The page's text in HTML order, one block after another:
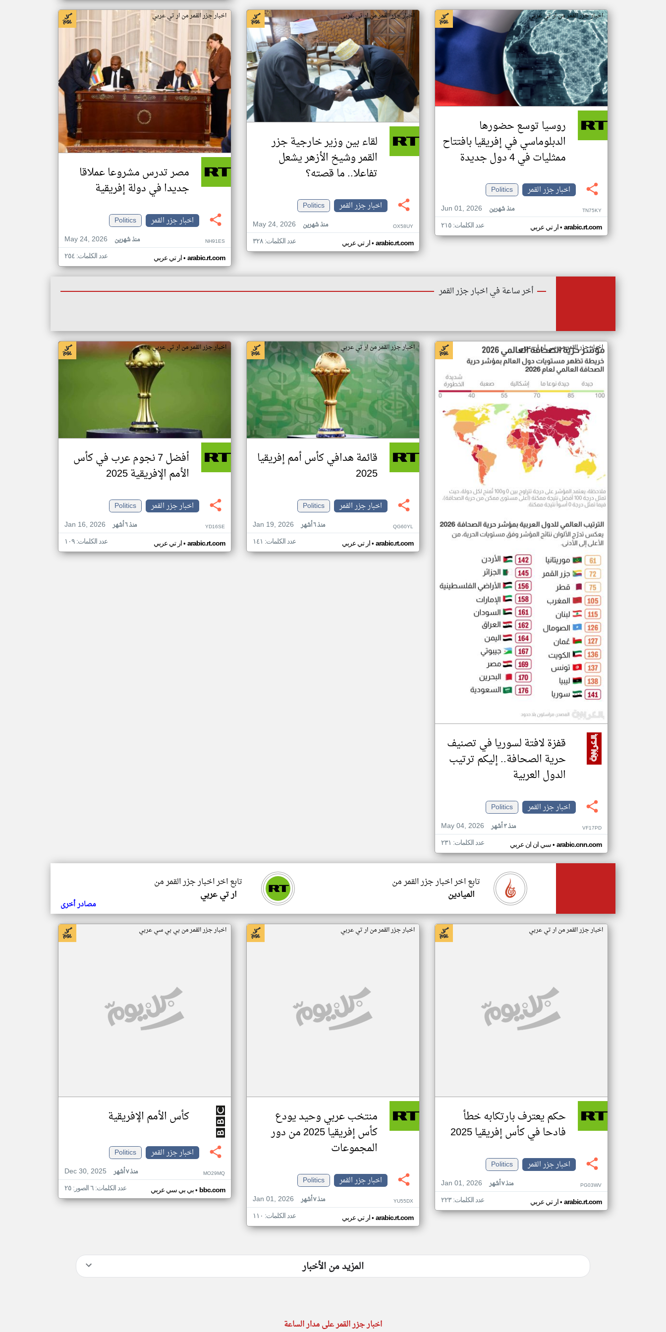
اخبار جزر القمر من ار تي عربي
روسيا توسع حضورها
الدبلوماسي في إفريقيا بافتتاح
ممثليات في 4 دول جديدة
اخبار جزر القمر
Politics
Jun 01, 2026
منذ شهرين TN75KY
ار تي عربي• arabic.rt.com عدد الكلمات: ٢١٥
اخبار جزر القمر من ار تي عربي
لقاء بين وزير خارجية جزر
القمر وشيخ الأزهر يشعل
تفاعلا.. ما قصته؟
اخبار جزر القمر
Politics
May 24, 2026
منذ شهرين OX58UY
ار تي عربي• arabic.rt.com عدد الكلمات: ٣٢٨
اخبار جزر القمر من ار تي عربي
مصر تدرس مشروعا عملاقا
جديدا في دولة إفريقية
اخبار جزر القمر
Politics
May 24, 2026
منذ شهرين NH91ES
ار تي عربي• arabic.rt.com عدد الكلمات: ٢٥٤
أخر ساعة في اخبار جزر القمر
اخبار جزر القمر من سي ان ان عربي
قفزة لافتة لسوريا في تصنيف
حرية الصحافة.. إليكم ترتيب
الدول العربية
اخبار جزر القمر
Politics
May 04, 2026
منذ ٣ أشهر VF17PD
سي ان ان عربي• arabic.cnn.com عدد الكلمات: ٢٣١
اخبار جزر القمر من ار تي عربي
قائمة هدافي كأس أمم إفريقيا
2025
اخبار جزر القمر
Politics
Jan 19, 2026
منذ ٦ أشهر QG60YL
ار تي عربي• arabic.rt.com عدد الكلمات: ١٤١
اخبار جزر القمر من ار تي عربي
أفضل 7 نجوم عرب في كأس
الأمم الإفريقية 2025
اخبار جزر القمر
Politics
Jan 16, 2026
منذ ٦ أشهر YD16SE
ار تي عربي• arabic.rt.com عدد الكلمات: ١٠٩
تابع اخر اخبار جزر القمر من
ار تي عربي
تابع اخر اخبار جزر القمر من
الميادين
مصادر أخرى
اخبار جزر القمر من ار تي عربي
حكم يعترف بارتكابه خطأ
فادحا في كأس إفريقيا 2025
اخبار جزر القمر
Politics
Jan 01, 2026
منذ ٧ أشهر PG03WV
ار تي عربي• arabic.rt.com عدد الكلمات: ٢٢٣
اخبار جزر القمر من ار تي عربي
منتخب عربي وحيد يودع
كأس إفريقيا 2025 من دور
المجموعات
اخبار جزر القمر
Politics
Jan 01, 2026
منذ ٧ أشهر YU55DX
ار تي عربي• arabic.rt.com عدد الكلمات: ١١٠
اخبار جزر القمر من بي بي سي عربي
كأس الأمم الإفريقية
اخبار جزر القمر
Politics
Dec 30, 2025
منذ ٧ أشهر MO29MQ
بي بي سي عربي• bbc.com عدد الكلمات: ٦ الصور: ٢٥
المزيد من الأخبار
اخبار جزر القمر على مدار الساعة